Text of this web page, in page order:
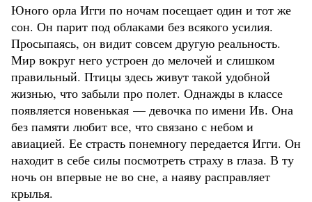
Юного орла Игги по ночам посещает один и тот же
сон. Он парит под облаками без всякого усилия.
Просыпаясь, он видит совсем другую реальность.
Мир вокруг него устроен до мелочей и слишком
правильный. Птицы здесь живут такой удобной
жизнью, что забыли про полет. Однажды в классе
появляется новенькая — девочка по имени Ив. Она
без памяти любит все, что связано с небом и
авиацией. Ее страсть понемногу передается Игги. Он
находит в себе силы посмотреть страху в глаза. В ту
ночь он впервые не во сне, а наяву расправляет
крылья.